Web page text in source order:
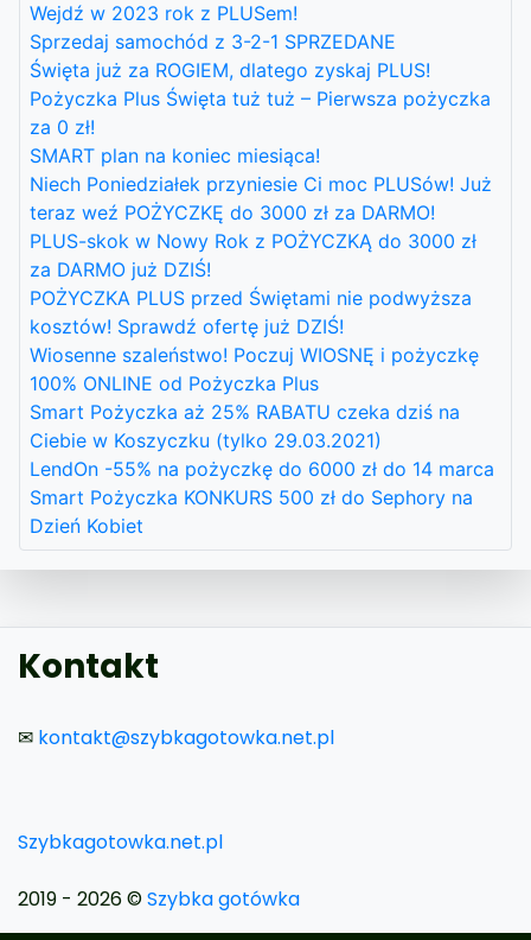
Wejdź w 2023 rok z PLUSem!
Sprzedaj samochód z 3-2-1 SPRZEDANE
Święta już za ROGIEM, dlatego zyskaj PLUS!
Pożyczka Plus Święta tuż tuż – Pierwsza pożyczka
za 0 zł!
SMART plan na koniec miesiąca!
Niech Poniedziałek przyniesie Ci moc PLUSów! Już
teraz weź POŻYCZKĘ do 3000 zł za DARMO!
PLUS-skok w Nowy Rok z POŻYCZKĄ do 3000 zł
za DARMO już DZIŚ!
POŻYCZKA PLUS przed Świętami nie podwyższa
kosztów! Sprawdź ofertę już DZIŚ!
Wiosenne szaleństwo! Poczuj WIOSNĘ i pożyczkę
100% ONLINE od Pożyczka Plus
Smart Pożyczka aż 25% RABATU czeka dziś na
Ciebie w Koszyczku (tylko 29.03.2021)
LendOn -55% na pożyczkę do 6000 zł do 14 marca
Smart Pożyczka KONKURS 500 zł do Sephory na
Dzień Kobiet
Kontakt
✉ kontakt@szybkagotowka.net.pl
Szybkagotowka.net.pl
2019 - 2026 ©Szybka gotówka